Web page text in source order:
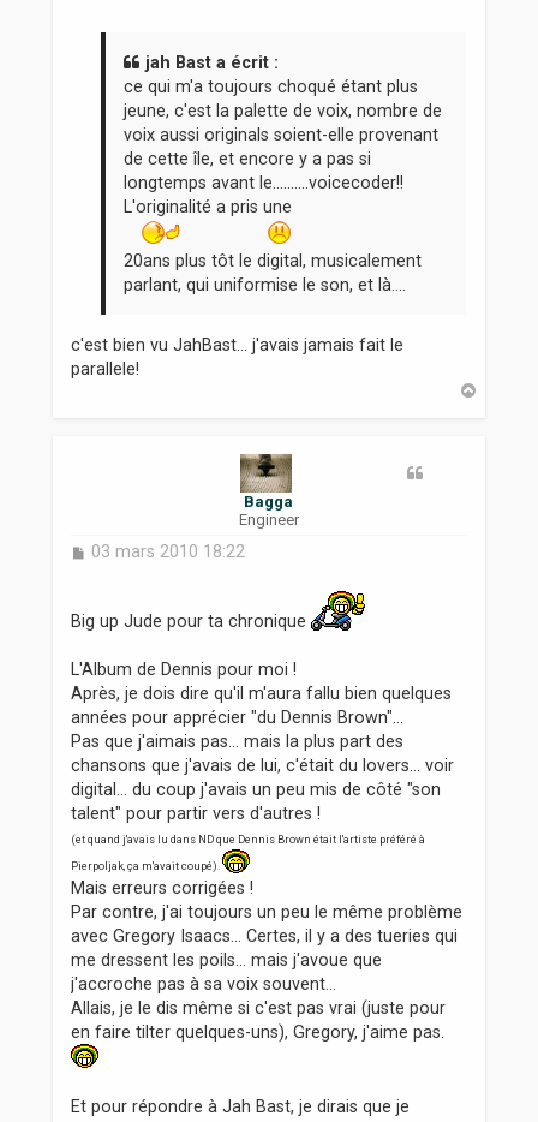
jah Bast a écrit :
ce qui m'a toujours choqué étant plus
jeune, c'est la palette de voix, nombre de
voix aussi originals soient-elle provenant
de cette île, et encore y a pas si
longtemps avant le..........voicecoder!!
L'originalité a pris une
20ans plus tôt le digital, musicalement
parlant, qui uniformise le son, et là....
c'est bien vu JahBast... j'avais jamais fait le
parallele!
Bagga
Engineer
M
a
e
03 mars 2010 18:22
Big up Jude pour ta chronique
L'Album de Dennis pour moi !
Après, je dois dire qu'il m'aura fallu bien quelques
années pour apprécier "du Dennis Brown"...
Pas que j'aimais pas... mais la plus part des
chansons que j'avais de lui, c'était du lovers... voir
digital... du coup j'avais un peu mis de côté "son
talent" pour partir vers d'autres !
(et quand j'avais lu dans ND que Dennis Brown était l'artiste préféré à
Pierpoljak, ça m'avait coupé).
Mais erreurs corrigées !
Par contre, j'ai toujours un peu le même problème
avec Gregory Isaacs... Certes, il y a des tueries qui
me dressent les poils... mais j'avoue que
j'accroche pas à sa voix souvent...
Allais, je le dis même si c'est pas vrai (juste pour
en faire tilter quelques-uns), Gregory, j'aime pas.
Et pour répondre à Jah Bast, je dirais que je